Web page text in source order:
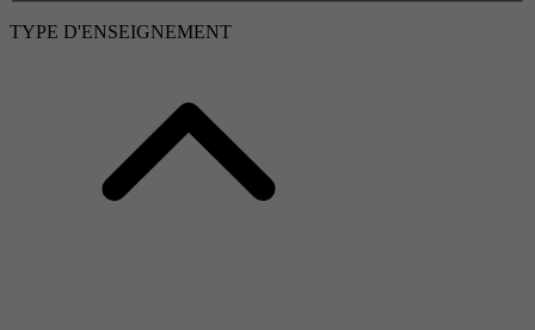
TYPE D'ENSEIGNEMENT